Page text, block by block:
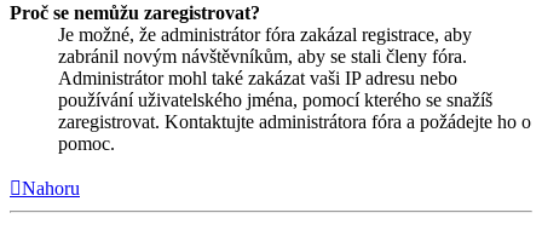
Proč se nemůžu zaregistrovat?
Je možné, že administrátor fóra zakázal registrace, aby
zabránil novým návštěvníkům, aby se stali členy fóra.
Administrátor mohl také zakázat vaši IP adresu nebo
používání uživatelského jména, pomocí kterého se snažíš
zaregistrovat. Kontaktujte administrátora fóra a požádejte ho o
pomoc.
Nahoru